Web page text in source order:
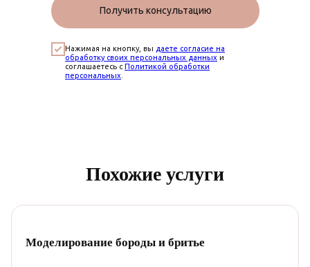
Нажимая на кнопку, вы даете согласие на
обработку своих персональных данных и
соглашаетесь с Политикой обработки
персональных
Получить консультацию
Похожие услуги
Моделирование бороды и бритье